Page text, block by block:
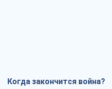
Когда закончится война?